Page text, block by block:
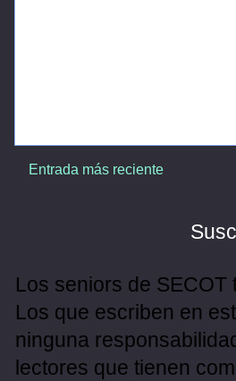
Entrada más reciente
Los seniors de
Los que escriben en
ninguna
lectores que tienen